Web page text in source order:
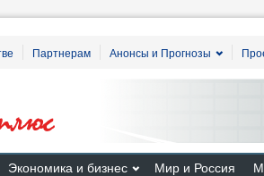
Партнерам Анонсы и Прогнозы
Экономика и бизнес Мир и Россия